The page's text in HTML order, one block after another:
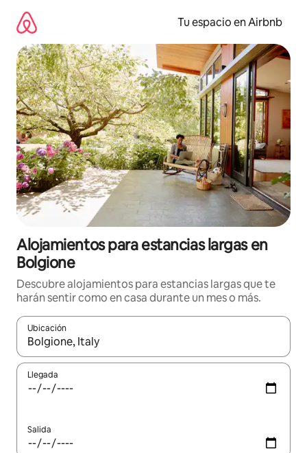
contenido
Tu espacio en Airbnb
Alojamientos para estancias largas en
Bolgione
Descubre alojamientos para estancias largas que te
harán sentir como en casa durante un mes o más.
Ubicación
Cuando los resultados estén disponibles, podrás navegar
Llegada
Salida